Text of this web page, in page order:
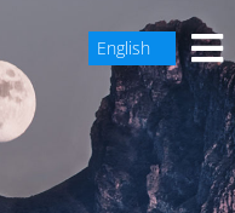
English